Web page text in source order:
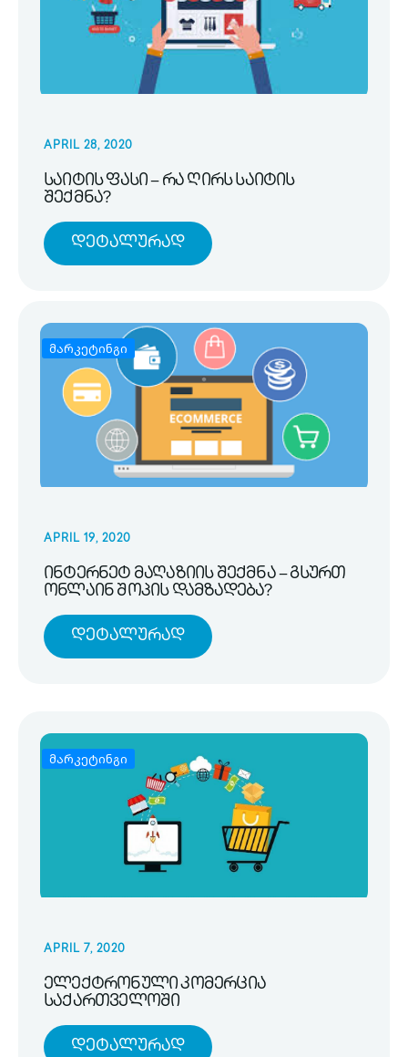
APRIL 28, 2020
საიტის ფასი – რა ღირს საიტის
შექმნა?
Დეტალურად
მარკეტინგი
APRIL 19, 2020
ინტერნეტ მაღაზიის შექმნა – გსურთ
ონლაინ შოპის დამზადება?
Დეტალურად
მარკეტინგი
APRIL 7, 2020
ელექტრონული კომერცია
საქართველოში
Დეტალურად